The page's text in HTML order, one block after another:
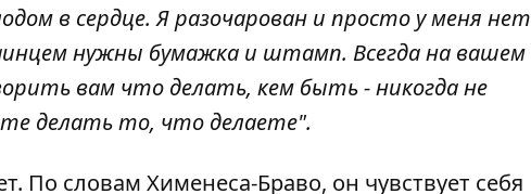
в сердце. Я разочарован и просто у меня нет
нужны бумажка и штамп. Всегда на вашем
вам что делать, кем быть - никогда не
делать то, что делаете".
По словам Хименеса-Браво, он чувствует себя